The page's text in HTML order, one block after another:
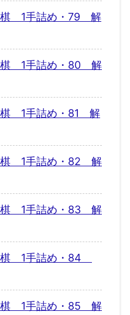
棋 1手詰め・79 解
棋 1手詰め・80 解
棋 1手詰め・81 解
棋 1手詰め・82 解
棋 1手詰め・83 解
棋 1手詰め・84
棋 1手詰め・85 解